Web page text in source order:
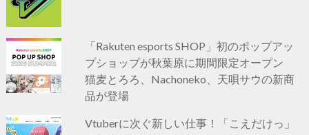
「Rakuten esports SHOP」初のポップアッ
プショップが秋葉原に期間限定オープン
猫麦とろろ、Nachoneko、天唄サウの新商
品が登場
Vtuberに次ぐ新しい仕事！「こえだけっ」